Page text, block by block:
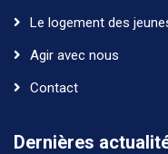
Le logement des
Agir avec nous
Contact
Dernières